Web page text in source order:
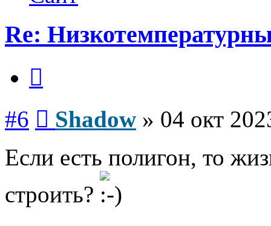
Re:
#6 Shadow » 04 окт
Если есть полигон, то
строить?